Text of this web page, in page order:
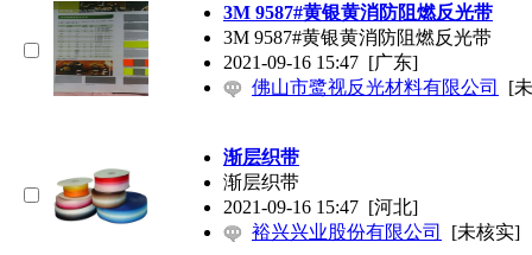
3M 9587#黄银黄消防阻燃反光带
3M 9587#黄银黄消防阻燃反光带
2021-09-16 15:47 [广东]
佛山市鹭视反光材料有限公司
[
渐层织带
渐层织带
2021-09-16 15:47 [河北]
裕兴兴业股份有限公司
[未核实]